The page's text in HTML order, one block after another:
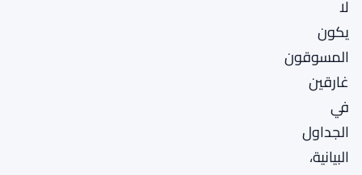
لا
يكون
المسوقون
غارقين
في
الجداول
البيانية،